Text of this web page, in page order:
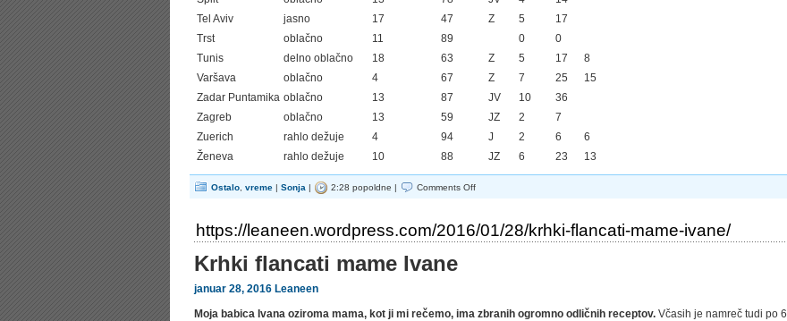
Tel Aviv
jasno 17 47 Z 5
17
Trst
oblačno 11 89 0
0
Tunis
delno oblačno 18 63 Z 5 17
8
Varšava
oblačno 4 67 Z 7 25
15
Zadar Puntamika oblačno 13 87 JV 10
36
Zagreb
oblačno 13 59 JZ 2
7
Zuerich
rahlo dežuje 4 94 J 2 6
6
Ženeva
rahlo dežuje 10 88 JZ 6 23 13
Ostalo vreme | Sonja | 2:28 popoldne | Comments Offon
EU
31.1.2016
https://leaneen.wordpress.com/2016/01/28/krhki-flancati-mame-ivane/
Krhki flancati mame Ivane
januar 28, 2016 Leaneen
Moja babica Ivana oziroma mama, kot ji mi rečemo, ima zbranih ogromno odličnih receptov. Včasih je namreč tudi po 6